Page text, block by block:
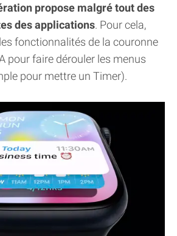
propose malgré tout des
des applications. Pour cela,
fonctionnalités de la couronne
pour faire dérouler les menus
pour mettre un Timer).